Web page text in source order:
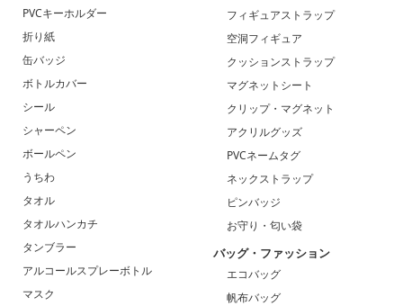
PVCキーホルダー
折り紙
缶バッジ
ボトルカバー
シール
シャーペン
ボールペン
うちわ
タオル
タオルハンカチ
タンブラー
アルコールスプレーボトル
マスク
フィギュアストラップ
空洞フィギュア
クッションストラップ
マグネットシート
クリップ・マグネット
アクリルグッズ
PVCネームタグ
ネックストラップ
ピンバッジ
お守り・匂い袋
バッグ・ファッション
エコバッグ
帆布バッグ